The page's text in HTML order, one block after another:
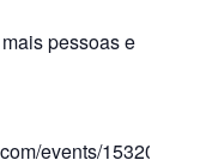
events/